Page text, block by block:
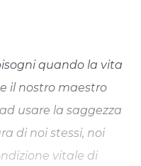
quando la vita
il nostro maestro
usare la saggezza
di noi stessi, noi
vitale di